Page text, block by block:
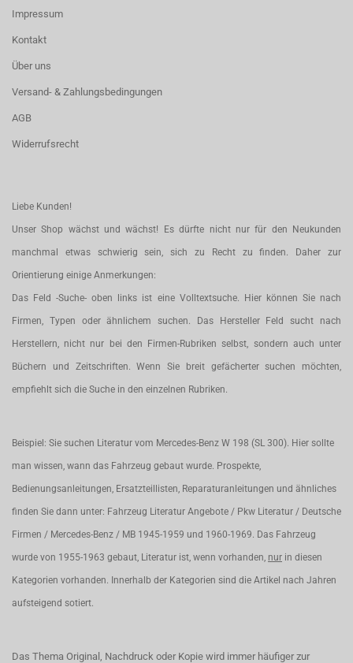
Impressum
Kontakt
Über uns
Versand- & Zahlungsbedingungen
AGB
Widerrufsrecht
Liebe Kunden!
Unser Shop wächst und wächst! Es dürfte nicht nur für den Neukunden
manchmal etwas schwierig sein, sich zu Recht zu finden. Daher zur
Orientierung einige Anmerkungen:
Das Feld -Suche- oben links ist eine Volltextsuche. Hier können Sie nach
Firmen, Typen oder ähnlichem suchen. Das Hersteller Feld sucht nach
Herstellern, nicht nur bei den Firmen-Rubriken selbst, sondern auch unter
Büchern und Zeitschriften. Wenn Sie breit gefächerter suchen möchten,
empfiehlt sich die Suche in den einzelnen Rubriken.
Beispiel: Sie suchen Literatur vom Mercedes-Benz W 198 (SL 300). Hier sollte
man wissen, wann das Fahrzeug gebaut wurde. Prospekte,
Bedienungsanleitungen, Ersatzteillisten, Reparaturanleitungen und ähnliches
finden Sie dann unter: Fahrzeug Literatur Angebote / Pkw Literatur / Deutsche
Firmen / Mercedes-Benz / MB 1945-1959 und 1960-1969. Das Fahrzeug
wurde von 1955-1963 gebaut, Literatur ist, wenn vorhanden, nur in diesen
Kategorien vorhanden. Innerhalb der Kategorien sind die Artikel nach Jahren
aufsteigend sotiert.
Das Thema Original, Nachdruck oder Kopie wird immer häufiger zur